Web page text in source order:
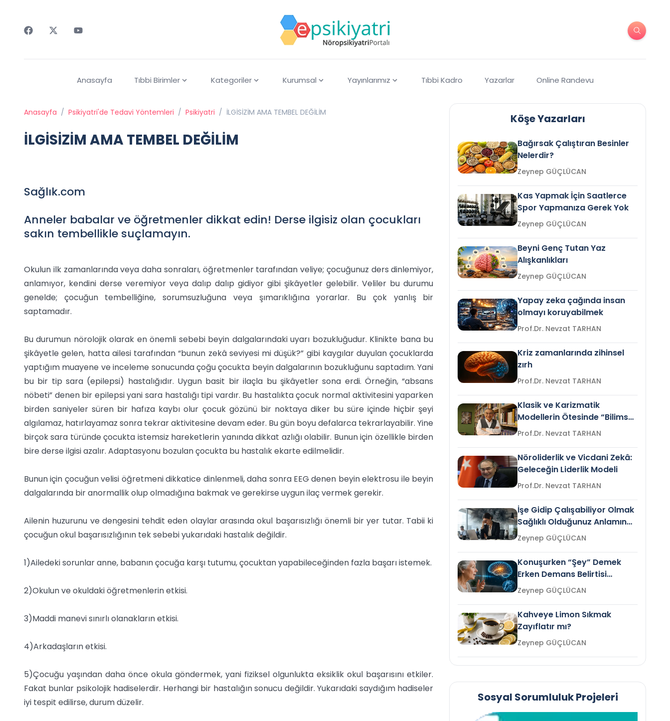
Anasayfa Tıbbi Birimler Kategoriler Kurumsal Yayınlarımız Tıbbi Kadro Yazarlar Online Randevu
Anasayfa / Psikiyatri'de Tedavi Yöntemleri / Psikiyatri / İLGİSİZİM AMA TEMBEL DEĞİLİM
İLGİSİZİM AMA TEMBEL DEĞİLİM
Sağlık.com
Anneler babalar ve öğretmenler dikkat edin! Derse ilgisiz olan çocukları
sakın tembellikle suçlamayın.
Okulun ilk zamanlarında veya daha sonraları, öğretmenler tarafından veliye; çocuğunuz ders dinlemiyor,
anlamıyor, kendini derse veremiyor veya dalıp dalıp gidiyor gibi şikâyetler gelebilir. Veliler bu durumu
genelde; çocuğun tembelliğine, sorumsuzluğuna veya şımarıklığına yorarlar. Bu çok yanlış bir
saptamadır.
Bu durumun nörolojik olarak en önemli sebebi beyin dalgalarındaki uyarı bozukluğudur. Klinikte bana bu
şikâyetle gelen, hatta ailesi tarafından “bunun zekâ seviyesi mi düşük?” gibi kaygılar duyulan çocuklarda
yaptığım muayene ve inceleme sonucunda çoğu çocukta beyin dalgalarının bozukluğunu saptadım. Yani
bu bir tip sara (epilepsi) hastalığıdır. Uygun basit bir ilaçla bu şikâyetler sona erdi. Örneğin, “absans
nöbeti” denen bir epilepsi yani sara hastalığı tipi vardır. Bu hastalıkta çocuk normal aktivitesini yaparken
birden saniyeler süren bir hafıza kaybı olur çocuk gözünü bir noktaya diker bu süre içinde hiçbir şeyi
algılamaz, hatırlayamaz sonra tekrar aktivitesine devam eder. Bu gün boyu defalarca tekrarlayabilir. Yine
birçok sara türünde çocukta istemsiz hareketlerin yanında dikkat azlığı olabilir. Bunun için özellikle birden
bire derse ilgisi azalır. Adaptasyonu bozulan çocukta bu hastalık ekarte edilmelidir.
Bunun için çocuğun velisi öğretmeni dikkatice dinlenmeli, daha sonra EEG denen beyin elektrosu ile beyin
dalgalarında bir anormallik olup olmadığına bakmak ve gerekirse uygun ilaç vermek gerekir.
Ailenin huzurunu ve dengesini tehdit eden olaylar arasında okul başarısızlığı önemli bir yer tutar. Tabii ki
çocuğun okul başarısızlığının tek sebebi yukarıdaki hastalık değildir.
1)Ailedeki sorunlar anne, babanın çocuğa karşı tutumu, çocuktan yapabileceğinden fazla başarı istemek.
2)Okulun ve okuldaki öğretmenlerin etkisi.
3)Maddi manevi sınırlı olanakların etkisi.
4)Arkadaşların etkisi.
5)Çocuğu yaşından daha önce okula göndermek, yani fiziksel olgunlukta eksiklik okul başarısını etkiler.
Fakat bunlar psikolojik hadiselerdir. Herhangi bir hastalığın sonucu değildir. Yukarıdaki saydığım hadiseler
iyi tespit edilirse, durum düzelir.
Köşe Yazarları
Bağırsak Çalıştıran Besinler
Nelerdir?
Zeynep GÜÇLÜCAN
Kas Yapmak İçin Saatlerce
Spor Yapmanıza Gerek Yok
Zeynep GÜÇLÜCAN
Beyni Genç Tutan Yaz
Alışkanlıkları
Zeynep GÜÇLÜCAN
Yapay zeka çağında insan
olmayı koruyabilmek
Prof.Dr. Nevzat TARHAN
Kriz zamanlarında zihinsel
zırh
Prof.Dr. Nevzat TARHAN
Klasik ve Karizmatik
Modellerin Ötesinde “Bilimsel
Liderlik”
Prof.Dr. Nevzat TARHAN
Nöroliderlik ve Vicdani Zekâ:
Geleceğin Liderlik Modeli
Prof.Dr. Nevzat TARHAN
İşe Gidip Çalışabiliyor Olmak
Sağlıklı Olduğunuz Anlamına
Gelir mi?Zeynep GÜÇLÜCAN
Konuşurken “Şey” Demek
Erken Demans Belirtisi
Olabilir mi?Zeynep GÜÇLÜCAN
Kahveye Limon Sıkmak
Zayıflatır mı?
Zeynep GÜÇLÜCAN
Sosyal Sorumluluk Projeleri